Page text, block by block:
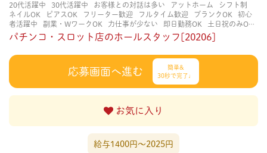
20代活躍中 30代活躍中 お客様との対話は多い アットホーム
シフト制
ネイルOK
ピアスOK フリーター歓迎 フルタイム歓迎 ブランクOK
初心
者活躍中
副業・WワークOK 力仕事が少ない 即日勤務OK
土日祝のみOK
学歴不問
服装自由 未経験・初心者OK 決められた時間できっちり
経験不要
立ち仕事 経験者・有資格者歓迎 自分の都合に合わせやすい
自由
パチンコ・スロット店のホールスタッフ[20206]
応募画面へ進む
簡単&
30秒で完了♩
お気に入り
給与1400円〜2025円